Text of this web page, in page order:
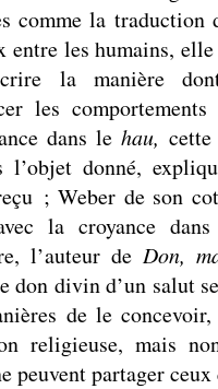
comme la traduction
les humains,
la manière
les
dans lehau,
l’objet donné,
; Weber de son
la croyance
l’auteur deDon,
don divin d’un salut
de le
religieuse, mais
peuvent partager